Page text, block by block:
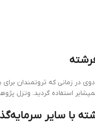
در زمانی که ثروتمندان
استفاده گردید. وتزل
با سایر